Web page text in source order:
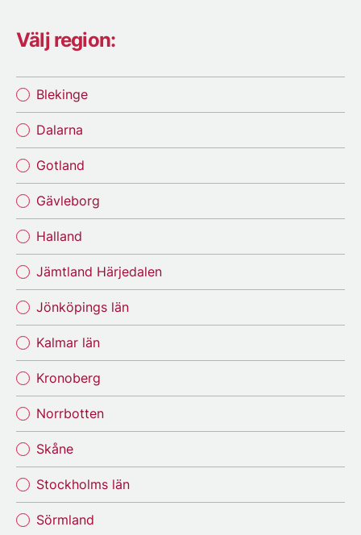
Välj region:
Blekinge
Dalarna
Gotland
Gävleborg
Halland
Jämtland Härjedalen
Jönköpings län
Kalmar län
Kronoberg
Norrbotten
Skåne
Stockholms län
Sörmland